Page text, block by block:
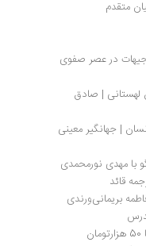
در عصر صفوی
نشست نقد و بررسی اصفهان، شهر کودکان لهستانی | صادق
نقدی بر روش‌شناسی فهم کنش اجتماعی انسان | جهانگیر معینی
نورمحمدی